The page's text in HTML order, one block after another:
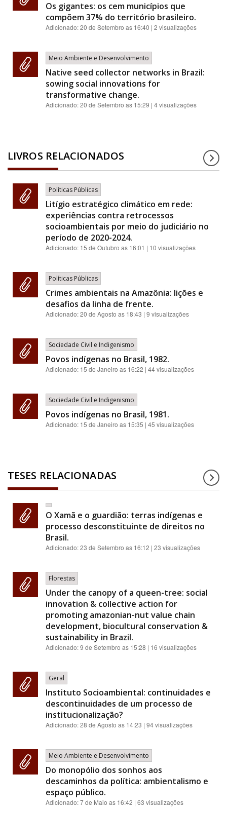
Os gigantes: os cem municípios que
compõem 37% do território brasileiro.
Adicionado:20 de Setembro as 16:40 | 2 visualizações
Meio Ambiente e Desenvolvimento
Native seed collector networks in Brazil:
sowing social innovations for
transformative change.
Adicionado:20 de Setembro as 15:29 | 4 visualizações
LIVROS RELACIONADOS
Políticas Públicas
Litígio estratégico climático em rede:
experiências contra retrocessos
socioambientais por meio do judiciário no
período de 2020-2024.
Adicionado: 15 de Outubro as 16:01 | 10 visualizações
Políticas Públicas
Crimes ambientais na Amazônia: lições e
desafios da linha de frente.
Adicionado:20 de Agosto as 18:43 | 9 visualizações
Sociedade Civil e Indigenismo
Povos indígenas no Brasil, 1982.
Adicionado: 15 de Janeiro as 16:22 | 44 visualizações
Sociedade Civil e Indigenismo
Povos indígenas no Brasil, 1981.
Adicionado: 15 de Janeiro as 15:35 | 45 visualizações
TESES RELACIONADAS
O Xamã e o guardião: terras indígenas e
processo desconstituinte de direitos no
Brasil.
Adicionado:23 de Setembro as 16:12 | 23 visualizações
Florestas
Under the canopy of a queen-tree: social
innovation & collective action for
promoting amazonian-nut value chain
development, biocultural conservation &
sustainability in Brazil.
Adicionado:9 de Setembro as 15:28 | 16 visualizações
Geral
Instituto Socioambiental: continuidades e
descontinuidades de um processo de
institucionalização?
Adicionado:28 de Agosto as 14:23 | 94 visualizações
Meio Ambiente e Desenvolvimento
Do monopólio dos sonhos aos
descaminhos da política: ambientalismo e
espaço público.
Adicionado:7 de Maio as 16:42 | 63 visualizações